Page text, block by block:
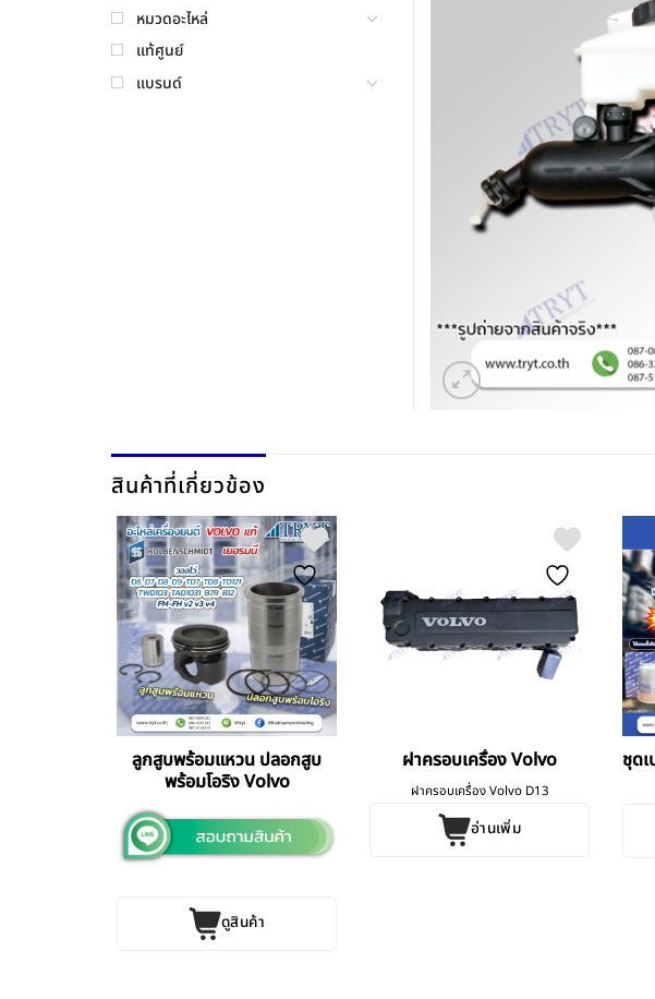
หมวดอะไหล่
แท้ศูนย์
แบรนด์
สินค้าที่เกี่ยวข้อง
ลูกสูบพร้อมแหวน ปลอกสูบ
พร้อมโอริง Volvo
ดูสินค้า
ฝาครอบเครื่อง Volvo
ฝาครอบเครื่อง Volvo D13
อ่านเพิ่ม
ชุด